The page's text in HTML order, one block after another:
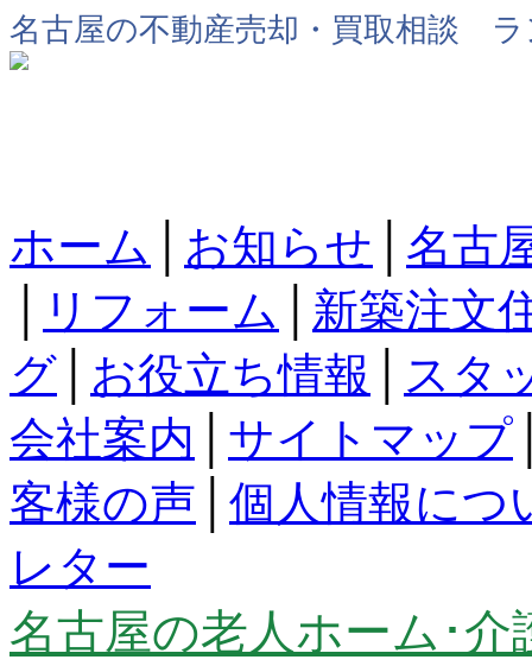
名古屋の不動産売却・買取相談 ラ
ホーム お知らせ
名古
リフォーム
新築注文
グ
お役立ち情報
スタ
会社案内
サイトマップ
客様の声
個人情報につ
レター
名古屋の老人ホーム･